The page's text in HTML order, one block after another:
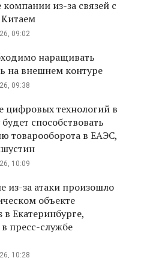
компании из-за связей с
09:02
наращивать
на внешнем контуре
09:38
цифровых технологий в
способствовать
товарооборота в ЕАЭС,
10:09
из-за атаки произошло
объекте
Екатеринбурге,
пресс-службе
10:28